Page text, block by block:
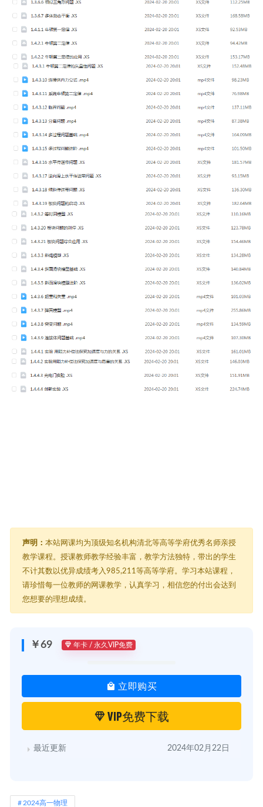
声明： 本站网课均为顶级知名机构清北等高等学府优秀名师亲授
教学课程。授课教师教学经验丰富，教学方法独特，带出的学生
不计其数以优异成绩考入985,211等高等学府。学习本站课程，
请珍惜每一位教师的网课教学，认真学习，相信您的付出会达到
您想要的理想成绩。
￥69 年卡 / 永久VIP免费
立即购买
VIP免费下载
最近更新 2024年02月22日
2024高一物理